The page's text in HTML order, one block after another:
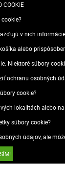
plagátov,
COOKIE
v nich
alebo
súbory
ochranu osobných
cookie?
lokalitách alebo
súbory cookie?
údajov, ale